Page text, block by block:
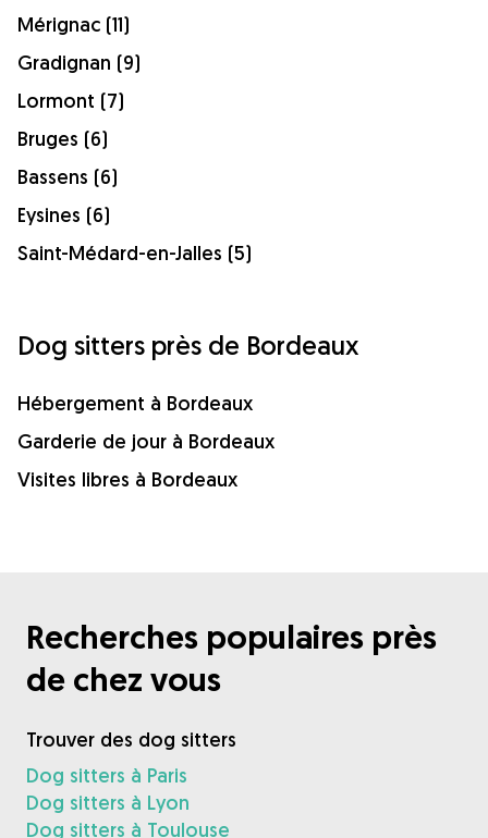
Mérignac (11)
Gradignan (9)
Lormont (7)
Bruges (6)
Bassens (6)
Eysines (6)
Saint-Médard-en-Jalles (5)
Dog sitters près de Bordeaux
Hébergement à Bordeaux
Garderie de jour à Bordeaux
Visites libres à Bordeaux
Recherches populaires près
de chez vous
Trouver des dog sitters
Dog sitters à Paris
Dog sitters à Lyon
Dog sitters à Toulouse